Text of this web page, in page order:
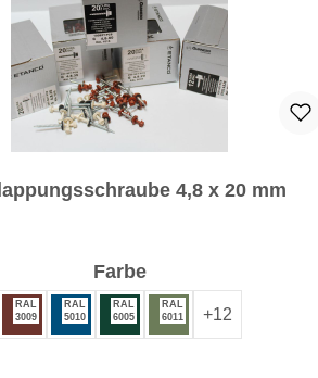
4,8 x 20 mm
Farbeauswählen
RAL
3009
RAL
5010
RAL
6005
RAL
6011
+12